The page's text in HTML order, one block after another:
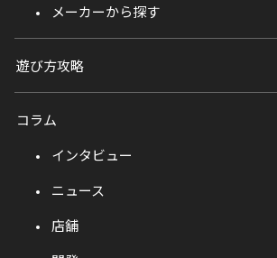
メーカーから探す
遊び方攻略
コラム
インタビュー
ニュース
店舗